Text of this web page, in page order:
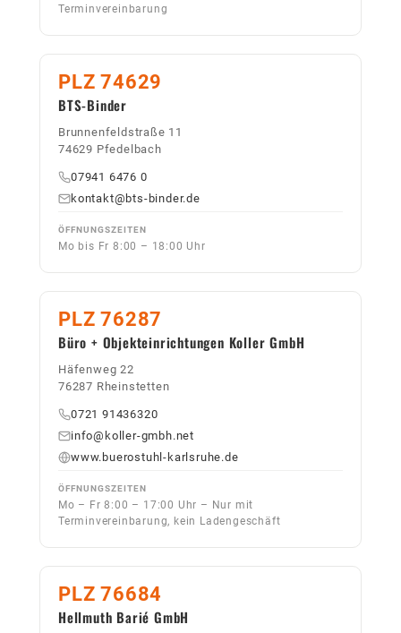
Terminvereinbarung
PLZ 74629
BTS-Binder
Brunnenfeldstraße 11
74629 Pfedelbach
07941 6476 0
kontakt@bts-binder.de
ÖFFNUNGSZEITEN
Mo bis Fr 8:00 – 18:00 Uhr
PLZ 76287
Büro + Objekteinrichtungen Koller GmbH
Häfenweg 22
76287 Rheinstetten
0721 91436320
info@koller-gmbh.net
www.buerostuhl-karlsruhe.de
ÖFFNUNGSZEITEN
Mo – Fr 8:00 – 17:00 Uhr – Nur mit
Terminvereinbarung, kein Ladengeschäft
PLZ 76684
Hellmuth Barié GmbH